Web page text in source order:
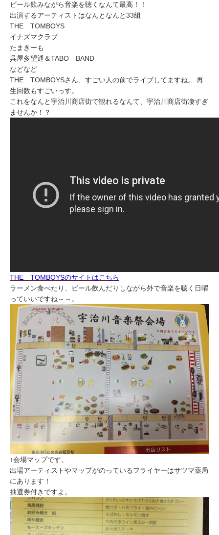
ビール飲みながら音楽を聴くなんて最高！！
出演するアーティストはなんとなんと33組
THE TOMBOYS
イナズマクラブ
たまきーも
呉屋多望通＆TABO BAND
などなど
THE TOMBOYSさん、すごい人の前でライブしてますね。 再
生回数もすごいっす。
これをなんと宇治川商店街で観れるなんて、宇治川商店街凄すぎ
ませんか！？
THE TOMBOYSのサイトはこちら
ラーメン食べたり、ビール飲んだりしながら外で音楽を聴く日曜
っていいですね～～。
↑会場マップです。
出場アーティストやマップがのっているフライヤーはサツマ薬局
にあります！
抽選券付きですよ。